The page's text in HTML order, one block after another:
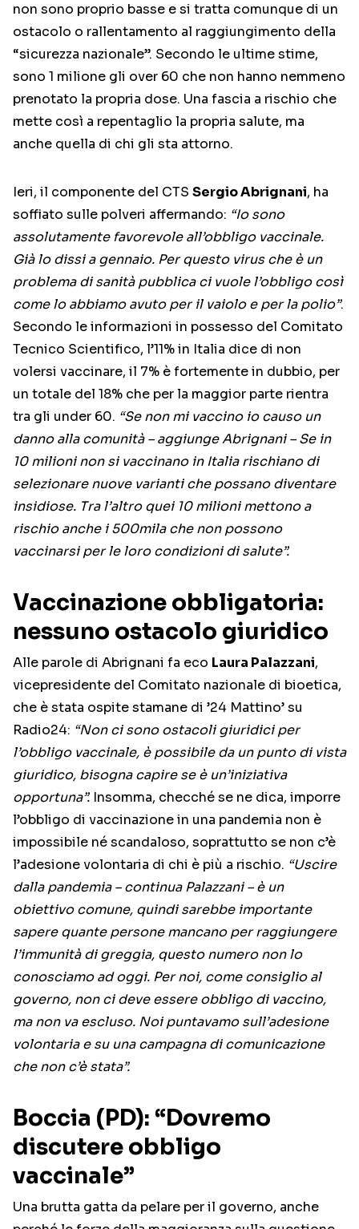
non sono proprio basse e si tratta comunque di un
ostacolo o rallentamento al raggiungimento della
“sicurezza nazionale”. Secondo le ultime stime,
sono 1 milione gli over 60 che non hanno nemmeno
prenotato la propria dose. Una fascia a rischio che
mette così a repentaglio la propria salute, ma
anche quella di chi gli sta attorno.
Ieri, il componente del CTS Sergio Abrignani, ha
soffiato sulle polveri affermando: “Io sono
assolutamente favorevole all’obbligo vaccinale.
Già lo dissi a gennaio. Per questo virus che è un
problema di sanità pubblica ci vuole l’obbligo così
come lo abbiamo avuto per il vaiolo e per la polio”.
Secondo le informazioni in possesso del Comitato
Tecnico Scientifico, l’11% in Italia dice di non
volersi vaccinare, il 7% è fortemente in dubbio, per
un totale del 18% che per la maggior parte rientra
tra gli under 60. “Se non mi vaccino io causo un
danno alla comunità – aggiunge Abrignani – Se in
10 milioni non si vaccinano in Italia rischiano di
selezionare nuove varianti che possano diventare
insidiose. Tra l’altro quei 10 milioni mettono a
rischio anche i 500mila che non possono
vaccinarsi per le loro condizioni di salute”.
Vaccinazione obbligatoria:
nessuno ostacolo giuridico
Alle parole di Abrignani fa eco Laura Palazzani,
vicepresidente del Comitato nazionale di bioetica,
che è stata ospite stamane di ’24 Mattino’ su
Radio24: “Non ci sono ostacoli giuridici per
l’obbligo vaccinale, è possibile da un punto di vista
giuridico, bisogna capire se è un’iniziativa
opportuna”. Insomma, checché se ne dica, imporre
l’obbligo di vaccinazione in una pandemia non è
impossibile né scandaloso, soprattutto se non c’è
l’adesione volontaria di chi è più a rischio. “Uscire
dalla pandemia – continua Palazzani – è un
obiettivo comune, quindi sarebbe importante
sapere quante persone mancano per raggiungere
l’immunità di greggia, questo numero non lo
conosciamo ad oggi. Per noi, come consiglio al
governo, non ci deve essere obbligo di vaccino,
ma non va escluso. Noi puntavamo sull’adesione
volontaria e su una campagna di comunicazione
che non c’è stata”.
Boccia (PD): “Dovremo
discutere obbligo
vaccinale”
Una brutta gatta da pelare per il governo, anche